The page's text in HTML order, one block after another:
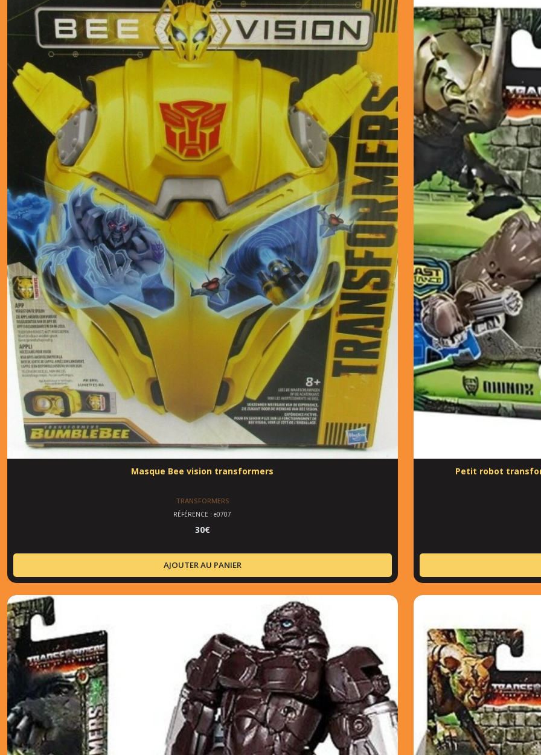
Masque Bee vision transformers
TRANSFORMERS
RÉFÉRENCE : e0707
30€
AJOUTER AU PANIER
Petit robot